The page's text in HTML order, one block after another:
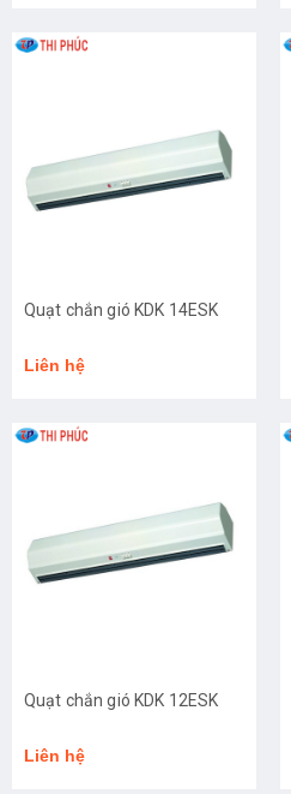
Quạt chắn gió KDK 14ESK
Liên hệ
Quạt chắn gió KDK 12ESK
Liên hệ